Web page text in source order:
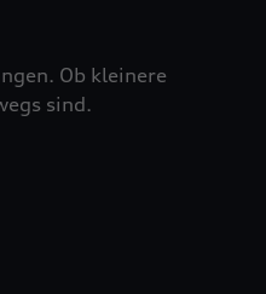
Ob kleinere
sind.